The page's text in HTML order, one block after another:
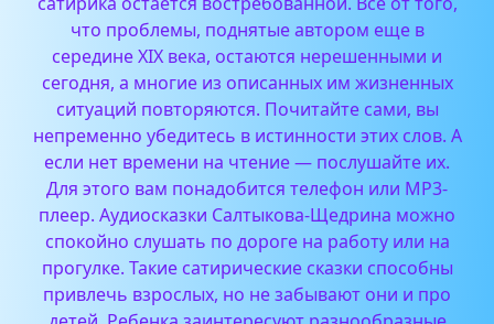
что проблемы, поднятые автором еще в
середине XIX века, остаются нерешенными и
сегодня, а многие из описанных им жизненных
ситуаций повторяются. Почитайте сами, вы
непременно убедитесь в истинности этих слов. А
если нет времени на чтение — послушайте их.
Для этого вам понадобится телефон или MP3-
плеер. Аудиосказки Салтыкова-Щедрина можно
спокойно слушать по дороге на работу или на
прогулке. Такие сатирические сказки способны
привлечь взрослых, но не забывают они и про